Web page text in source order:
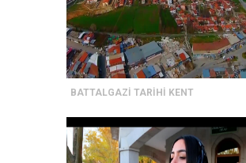
BATTALGAZİ TARİHİ KENT